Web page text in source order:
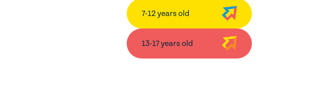
7-12 years old
13-17 years old